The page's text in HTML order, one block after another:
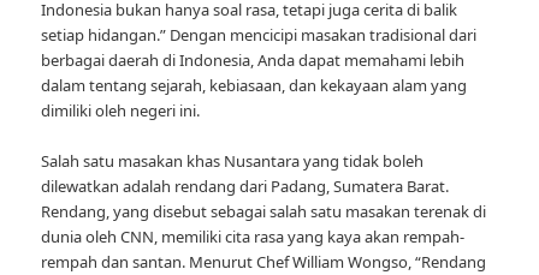
Indonesia bukan hanya soal rasa, tetapi juga cerita di balik
setiap hidangan.” Dengan mencicipi masakan tradisional dari
berbagai daerah di Indonesia, Anda dapat memahami lebih
dalam tentang sejarah, kebiasaan, dan kekayaan alam yang
dimiliki oleh negeri ini.
Salah satu masakan khas Nusantara yang tidak boleh
dilewatkan adalah rendang dari Padang, Sumatera Barat.
Rendang, yang disebut sebagai salah satu masakan terenak di
dunia oleh CNN, memiliki cita rasa yang kaya akan rempah-
rempah dan santan. Menurut Chef William Wongso, “Rendang